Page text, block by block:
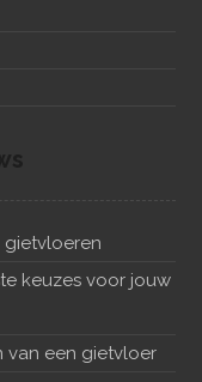
gietvloeren
keuzes voor jouw
van een gietvloer